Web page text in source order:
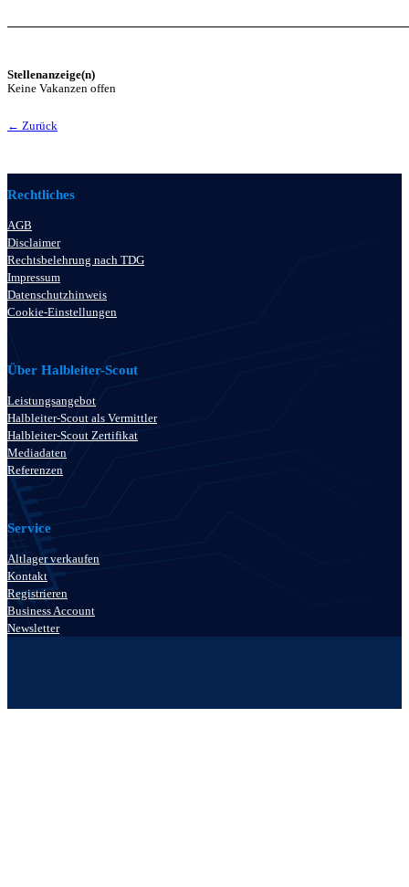
Stellenanzeige(n)
Keine Vakanzen offen
← Zurück
Rechtliches
AGB
Disclaimer
Rechtsbelehrung nach TDG
Impressum
Datenschutzhinweis
Cookie-Einstellungen
Über Halbleiter-Scout
Leistungsangebot
Halbleiter-Scout als Vermittler
Halbleiter-Scout Zertifikat
Mediadaten
Referenzen
Service
Altlager verkaufen
Kontakt
Registrieren
Business Account
Newsletter